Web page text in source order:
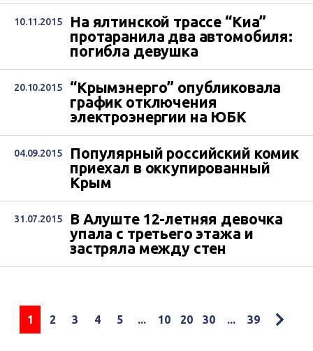
10.11.2015
На ялтинской трассе “Киа”
протаранила два автомобиля:
погибла девушка
20.10.2015
“Крымэнерго” опубликовала
график отключения
электроэнергии на ЮБК
04.09.2015
Популярный российский комик
приехал в оккупированный
Крым
31.07.2015
В Алуште 12-летняя девочка
упала с третьего этажа и
застряла между стен
1 2 3 4 5 ... 10 20 30 ... 39